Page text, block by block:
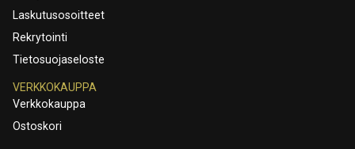
Laskutusosoitteet
Rekrytointi
Tietosuojaseloste
VERKKOKAUPPA
Verkkokauppa
Ostoskori